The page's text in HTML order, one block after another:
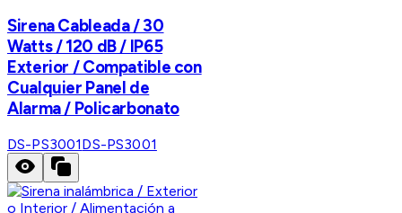
Sirena Cableada / 30
Watts / 120 dB / IP65
Exterior / Compatible con
Cualquier Panel de
Alarma / Policarbonato
DS-PS3001DS-PS3001